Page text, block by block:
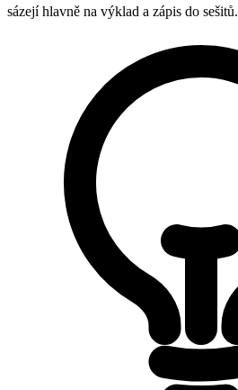
sázejí hlavně na výklad a zápis do sešitů.